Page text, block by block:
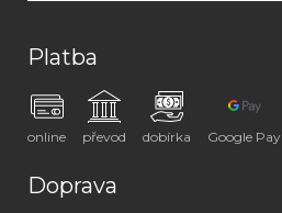
Platba
online převod dobírka Google Pay
Doprava